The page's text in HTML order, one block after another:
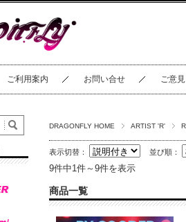
ご利用案内 お問い合せ ご意見
DRAGONFLY HOME ARTIST 'R'
表示切替： 並び順：
9件中1件～9件を表示
商品一覧